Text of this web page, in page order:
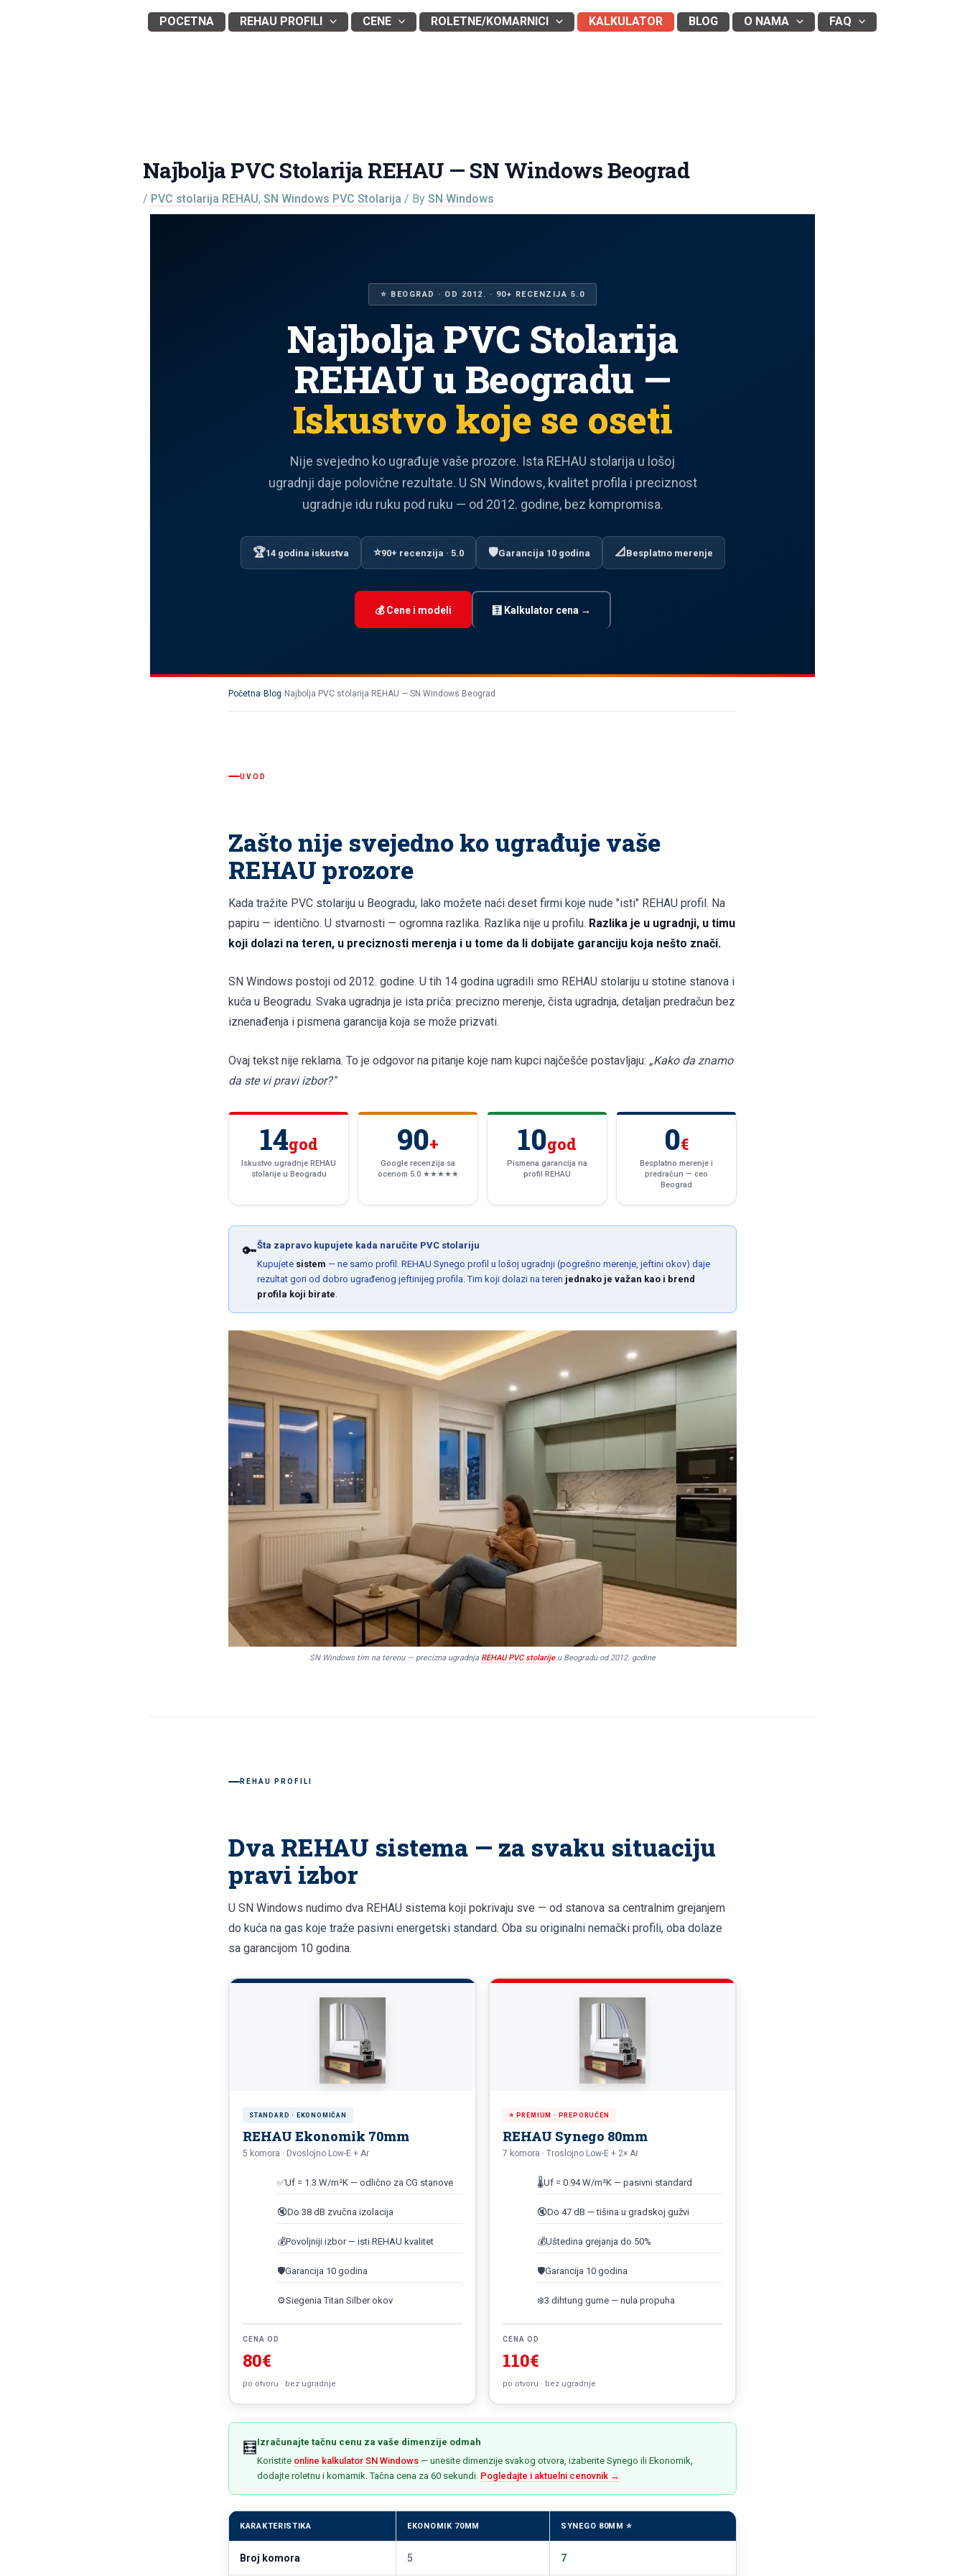
POCETNA REHAU PROFILI CENE ROLETNE/KOMARNICI KALKULATOR BLOG O NAMA FAQ
Najbolja PVC Stolarija REHAU — SN Windows Beograd
/ PVC stolarija REHAU, SN Windows PVC Stolarija / By SN Windows
⭐ BEOGRAD · OD 2012. · 90+ RECENZIJA 5.0
Najbolja PVC Stolarija
REHAU u Beogradu —
Iskustvo koje se oseti
Nije svejedno ko ugrađuje vaše prozore. Ista REHAU stolarija u lošoj
ugradnji daje polovične rezultate. U SN Windows, kvalitet profila i preciznost
ugradnje idu ruku pod ruku — od 2012. godine, bez kompromisa.
🏆14 godina iskustva ⭐90+ recenzija · 5.0 🛡️Garancija 10 godina 📐 Besplatno merenje
💰 Cene i modeli 🧮 Kalkulator cena →
Početna› Blog› Najbolja PVC stolarija REHAU — SN Windows Beograd
UVOD
Zašto nije svejedno ko ugrađuje vaše
REHAU prozore
Kada tražite PVC stolariju u Beogradu, lako možete naći deset firmi koje nude "isti" REHAU profil. Na
papiru — identično. U stvarnosti — ogromna razlika. Razlika nije u profilu. Razlika je u ugradnji, u timu
koji dolazi na teren, u preciznosti merenja i u tome da li dobijate garanciju koja nešto znači.
SN Windows postoji od 2012. godine. U tih 14 godina ugradili smo REHAU stolariju u stotine stanova i
kuća u Beogradu. Svaka ugradnja je ista priča: precizno merenje, čista ugradnja, detaljan predračun bez
iznenađenja i pismena garancija koja se može prizvati.
Ovaj tekst nije reklama. To je odgovor na pitanje koje nam kupci najčešće postavljaju: „Kako da znamo
da ste vi pravi izbor?"
14god
Iskustvo ugradnje REHAU
stolarije u Beogradu
90+
Google recenzija sa
ocenom 5.0 ★★★★★
10god
Pismena garancija na
profil REHAU
0€
Besplatno merenje i
predračun — ceo
Beograd
🔑Šta zapravo kupujete kada naručite PVC stolariju
Kupujete sistem — ne samo profil. REHAU Synego profil u lošoj ugradnji (pogrešno merenje, jeftini okov) daje
rezultat gori od dobro ugrađenog jeftinijeg profila. Tim koji dolazi na teren jednako je važan kao i brend
profila koji birate
SN Windows tim na terenu — precizna ugradnja REHAU PVC stolarijeu Beogradu od 2012. godine
REHAU PROFILI
Dva REHAU sistema — za svaku situaciju
pravi izbor
U SN Windows nudimo dva REHAU sistema koji pokrivaju sve — od stanova sa centralnim grejanjem
do kuća na gas koje traže pasivni energetski standard. Oba su originalni nemački profili, oba dolaze
sa garancijom 10 godina.
STANDARD · EKONOMIČAN
REHAU Ekonomik 70mm
5 komora · Dvoslojno Low-E + Ar
✅Uf = 1.3 W/m²K — odlično za CG stanove
🔇Do 38 dB zvučna izolacija
💰Povoljniji izbor — isti REHAU kvalitet
🛡️Garancija 10 godina
⚙️Siegenia Titan Silber okov
CENA OD
80€
po otvoru · bez ugradnje
⭐ PREMIUM · PREPORUČEN
REHAU Synego 80mm
7 komora · Troslojno Low-E + 2× Ar
🌡️Uf = 0.94 W/m²K — pasivni standard
🔇Do 47 dB — tišina u gradskoj gužvi
💰Uštedina grejanja do 50%
🛡️Garancija 10 godina
❄️3 dihtung gume — nula propuha
CENA OD
110€
po otvoru · bez ugradnje
🧮 Izračunajte tačnu cenu za vaše dimenzije odmah
Koristite online kalkulator SN Windows — unesite dimenzije svakog otvora, izaberite Synego ili Ekonomik,
dodajte roletnu i komarnik. Tačna cena za 60 sekundi. Pogledajte i aktuelni cenovnik →
KARAKTERISTIKA EKONOMIK 70MM SYNEGO 80MM ⭐
Broj komora 5 7